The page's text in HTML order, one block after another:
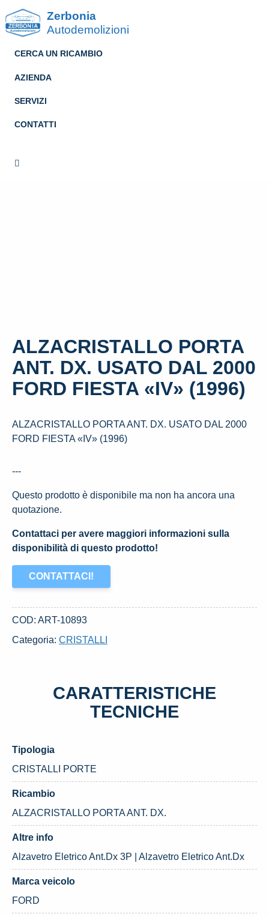
Zerbonia
Autodemolizioni
CERCA UN RICAMBIO
AZIENDA
SERVIZI
CONTATTI
ALZACRISTALLO PORTA
ANT. DX. USATO DAL 2000
FORD FIESTA «IV» (1996)
ALZACRISTALLO PORTA ANT. DX. USATO DAL 2000
FORD FIESTA «IV» (1996)
---
Questo prodotto è disponibile ma non ha ancora una
quotazione.
Contattaci per avere maggiori informazioni sulla
disponibilità di questo prodotto!
CONTATTACI!
COD: ART-10893
Categoria: CRISTALLI
CARATTERISTICHE
TECNICHE
Tipologia
CRISTALLI PORTE
Ricambio
ALZACRISTALLO PORTA ANT. DX.
Altre info
Alzavetro Eletrico Ant.Dx 3P | Alzavetro Eletrico Ant.Dx
Marca veicolo
FORD